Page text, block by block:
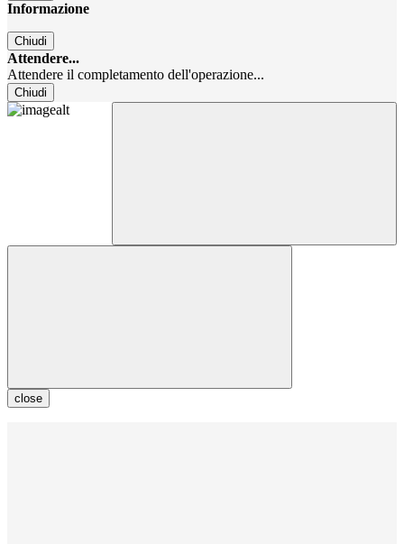
Informazione
Chiudi
Attendere...
Attendere il completamento dell'operazione...
Chiudi
close